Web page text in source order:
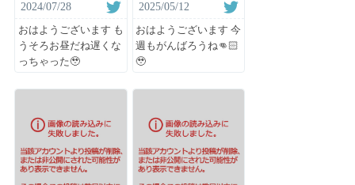
2024/07/28
おはようございます も
うそろお昼だね遅くな
っちゃった🥹
2025/05/12
おはようございます 今
週もがんばろうね👊🏻
🥹